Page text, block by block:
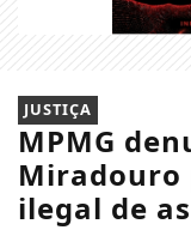
JUSTIÇA
MPMG
Miradouro
ilegal de